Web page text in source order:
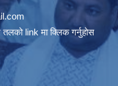
link मा क्लिक गर्नुहोस